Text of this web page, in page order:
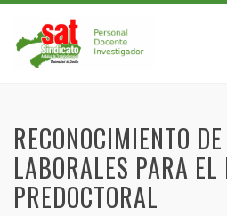
RECONOCIMIENTO
LABORALES PARA EL
PREDOCTORAL